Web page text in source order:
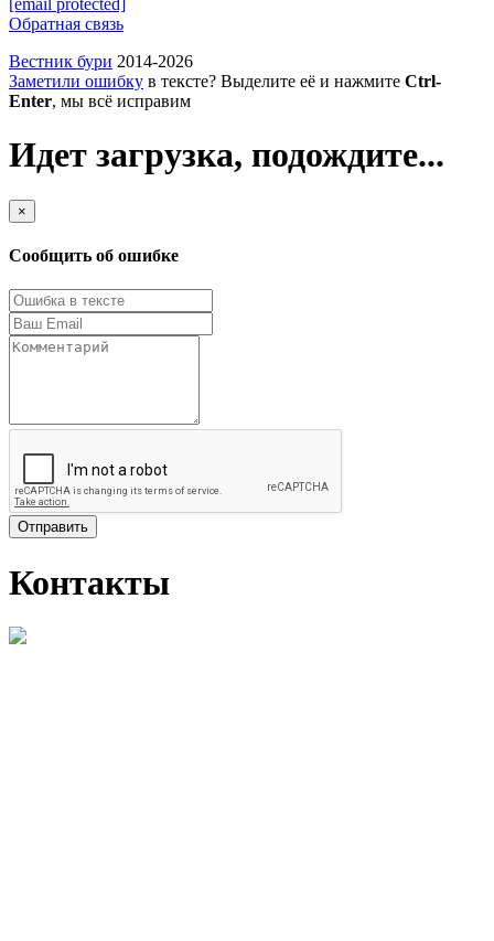
Обратная связь
Вестник бури 2014-2026
Заметили ошибку в тексте? Выделите её и нажмите Ctrl-
Enter, мы всё исправим
Идет загрузка, подождите...
×
Сообщить об ошибке
Отправить
Контакты